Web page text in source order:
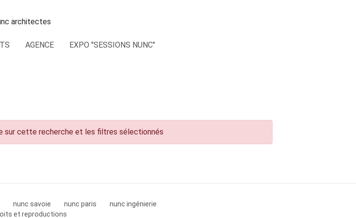
AGENCE EXPO "SESSIONS NUNC"
sur cette recherche et les filtres sélectionnés
nunc savoie nunc paris
nunc ingénierie
et reproductions